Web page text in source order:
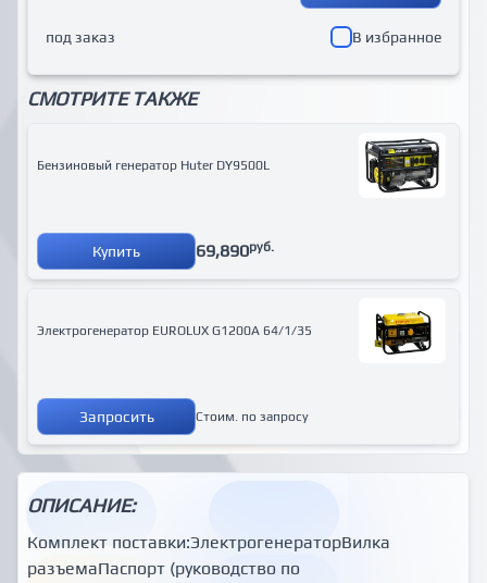
под заказ В избранное
СМОТРИТЕ ТАКЖЕ
Бензиновый генератор Huter DY9500L
Купить 69,890руб.
Электрогенератор EUROLUX G1200A 64/1/35
Запросить Стоим. по запросу
ОПИСАНИЕ:
Комплект поставки:ЭлектрогенераторВилка
разъемаПаспорт (руководство по